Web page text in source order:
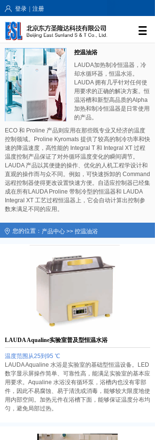
登录 注册
roduct
ew Product
ECO 和 Proline 产品则应用在那些既专业又经济的温度
控制领域。Proline Kyromats 提供了较高的制冷功率和快
速的降温速度，高性能的 Integral T 和 Integral XT 过程
温度控制产品保证了对外循环温度变化的瞬间调节。
LAUDA 产品以其便捷的操作、优化的人机工程学设计和
直观的操作而与众不同。例如，可快速拆卸的 Command
远程控制器使得更改设置快速方便。自适应控制器已经集
成在所有LAUDA Proline 带制冷型的恒温器和 LAUDA
Integral XT 工艺过程恒温器上，它会自动计算出控制参
数来满足不同的应用。
LAUDA加热制冷恒温器，冷
却水循环器，恒温水浴。
LAUDA 拥有几乎针对任何使
用要求的正确的解决方案。恒
温浴槽和新型高品质的Alpha
加热和制冷恒温器是日常使用
的产品。
控温油浴
产品中心 >> 控温油浴
您的位置：
温度范围从25到95 ℃
LAUDA Aqualine 水浴是实验室的基础型恒温设备。LED
数字显示屏操作简单、可靠性高，能满足实验室的基本应
用要求。Aqualine 水浴没有循环泵，浴槽内也没有零部
件，因此不易腐蚀、易于清洗或消毒，能够较大限度地使
用内部空间。加热元件在浴槽下面，能够保证温度分布均
匀，避免局部过热。
LAUDA Aqualine实验室普及型恒温水浴